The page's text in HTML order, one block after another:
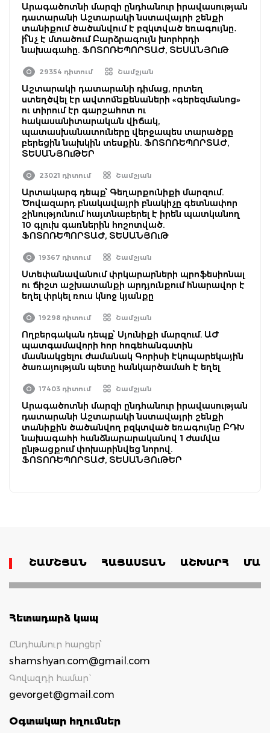
Արագածոտնի մարզի ընդհանուր իրավասության
դատարանի Աշտարակի նստավայրի շենքի
տանիքում ծածանվում է բզկտված եռագույնը․
ի՞նչ է մտածում Բարձրագույն խորհրդի
նախագահը. ՖՈՏՈՌԵՊՈՐՏԱԺ, ՏԵՍԱՆՅՈւԹ
29354 դիտում Շամշյան
Աշտարակի դատարանի դիմաց, որտեղ
ստեղծվել էր ավտոմեքենաների «գերեզմանոց»
ու տիրում էր գարշահոտ ու
հակասանիտարական վիճակ,
պատասխանատուները վերջապես տարածքը
բերեցին նախկին տեսքին. ՖՈՏՈՌԵՊՈՐՏԱԺ,
ՏԵՍԱՆՅՈւԹԵՐ
23021 դիտում Շամշյան
Արտակարգ դեպք՝ Գեղարքունիքի մարզում.
Ծովազարդ բնակավայրի բնակիչը գետնափոր
շինությունում հայտնաբերել է իրեն պատկանող
10 գլուխ գառներին հոշոտված.
ՖՈՏՈՌԵՊՈՐՏԱԺ, ՏԵՍԱՆՅՈւԹ
19367 դիտում Շամշյան
Ստեփանավանում փրկարարների պրոֆեսիոնալ
ու ճիշտ աշխատանքի արդյունքում հնարավոր է
եղել փրկել ռուս կնոջ կյանքը
19298 դիտում Շամշյան
Ողբերգական դեպք՝ Սյունիքի մարզում. ԱԺ
պատգամավորի հոր հոգեհանգստին
մասնակցելու ժամանակ Գորիսի էկոպարեկային
ծառայության պետը հանկարծամահ է եղել
17403 դիտում Շամշյան
Արագածոտնի մարզի ընդհանուր իրավասության
դատարանի Աշտարակի նստավայրի շենքի
տանիքին ծածանվող բզկտված եռագույնը ԲԴԽ
նախագահի հանձնարարականով 1 ժամվա
ընթացքում փոխարինվեց նորով.
ՖՈՏՈՌԵՊՈՐՏԱԺ, ՏԵՍԱՆՅՈւԹԵՐ
ՇԱՄՇՅԱՆ ՀԱՅԱՍՏԱՆ ԱՇԽԱՐՀ
Հետադարձ կապ
Ընդհանուր հարցեր՝
shamshyan.com@gmail.com
Գովազդի համար`
gevorget@gmail.com
Օգտակար հղումներ